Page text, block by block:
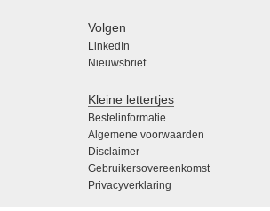
Volgen
LinkedIn
Nieuwsbrief
Kleine lettertjes
Bestelinformatie
Algemene voorwaarden
Disclaimer
Gebruikersovereenkomst
Privacyverklaring